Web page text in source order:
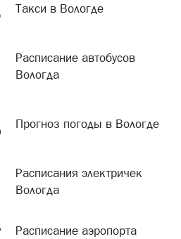
Такси в Вологде
Расписание автобусов
Вологда
Прогноз погоды в Вологде
Расписания электричек
Вологда
Расписание аэропорта